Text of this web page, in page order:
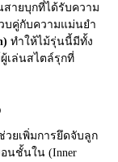
ายบุกที่ได้รับความ
บคู่กับความแม่นยำ
ทำให้ไม้รุ่นนี้มีทั้ง
เล่นสไตล์รุกที่
วยเพิ่มการยึดจับลูก
นชั้นใน (Inner